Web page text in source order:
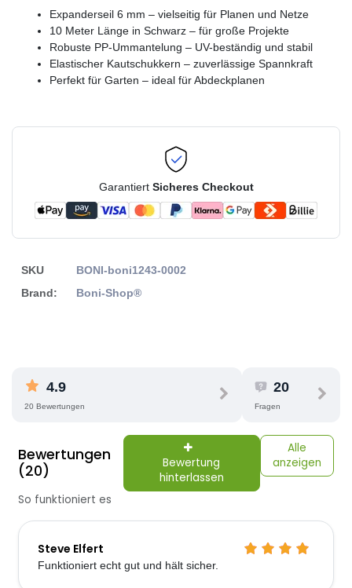
Expanderseil 6 mm – vielseitig für Planen und Netze
10 Meter Länge in Schwarz – für große Projekte
Robuste PP-Ummantelung – UV-beständig und stabil
Elastischer Kautschukkern – zuverlässige Spannkraft
Perfekt für Garten – ideal für Abdeckplanen
Garantiert Sicheres Checkout
SKU
BONI-boni1243-0002
Brand:
Boni-Shop®
4.9
20 Bewertungen
20
Fragen
Bewertungen
(20)
Bewertung
hinterlassen
Alle
anzeigen
So funktioniert es
Steve Elfert
Funktioniert echt gut und hält sicher.